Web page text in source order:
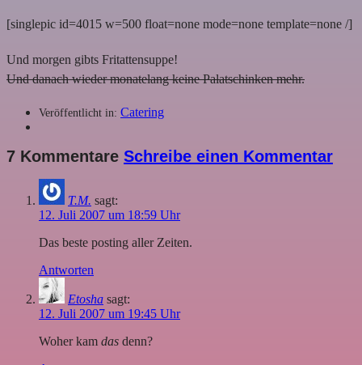
[singlepic id=4015 w=500 float=none mode=none template=none /]
Und morgen gibts Fritattensuppe!
Und danach wieder monatelang keine Palatschinken mehr.
Veröffentlicht in: Catering
7 Kommentare Schreibe einen Kommentar
T.M. sagt:
12. Juli 2007 um 18:59 Uhr
Das beste posting aller Zeiten.
Antworten
Etosha sagt:
12. Juli 2007 um 19:45 Uhr
Woher kam das denn?